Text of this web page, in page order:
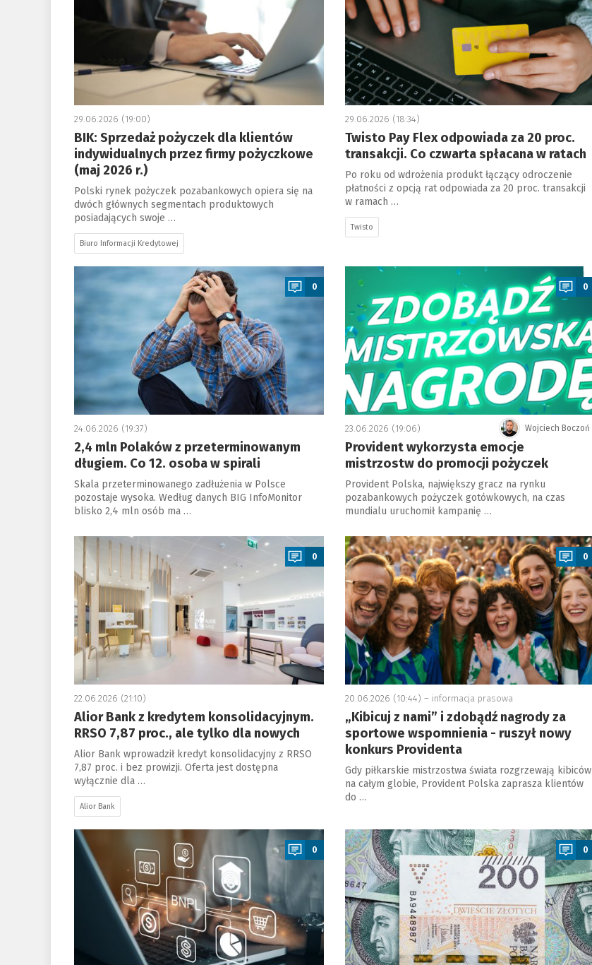
29.06.2026 (19:00)
BIK: Sprzedaż pożyczek dla klientów
indywidualnych przez firmy pożyczkowe
(maj 2026 r.)
Polski rynek pożyczek pozabankowych opiera się na
dwóch głównych segmentach produktowych
posiadających swoje …
Biuro Informacji Kredytowej
29.06.2026 (18:34)
Twisto Pay Flex odpowiada za 20 proc.
transakcji. Co czwarta spłacana w ratach
Po roku od wdrożenia produkt łączący odroczenie
płatności z opcją rat odpowiada za 20 proc. transakcji
w ramach …
Twisto
a
0
24.06.2026 (19:37)
2,4 mln Polaków z przeterminowanym
długiem. Co 12. osoba w spirali
Skala przeterminowanego zadłużenia w Polsce
pozostaje wysoka. Według danych BIG InfoMonitor
blisko 2,4 mln osób ma …
a
0
Wojciech Boczoń
23.06.2026 (19:06)
Provident wykorzysta emocje
mistrzostw do promocji pożyczek
Provident Polska, największy gracz na rynku
pozabankowych pożyczek gotówkowych, na czas
mundialu uruchomił kampanię …
a
0
22.06.2026 (21:10)
Alior Bank z kredytem konsolidacyjnym.
RRSO 7,87 proc., ale tylko dla nowych
Alior Bank wprowadził kredyt konsolidacyjny z RRSO
7,87 proc. i bez prowizji. Oferta jest dostępna
wyłącznie dla …
Alior Bank
a
0
20.06.2026 (10:44) – informacja prasowa
„Kibicuj z nami” i zdobądź nagrody za
sportowe wspomnienia - ruszył nowy
konkurs Providenta
Gdy piłkarskie mistrzostwa świata rozgrzewają kibiców
na całym globie, Provident Polska zaprasza klientów
do …
a
0
a
0